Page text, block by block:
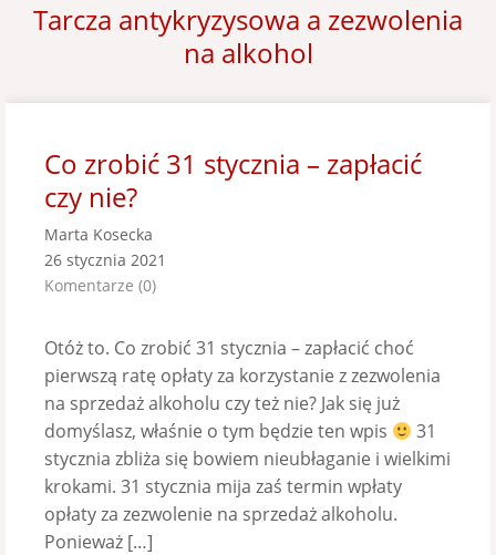
Tarcza antykryzysowa a zezwolenia
na alkohol
Co zrobić 31 stycznia – zapłacić
czy nie?
Marta Kosecka
26 stycznia 2021
Komentarze (0)
Otóż to. Co zrobić 31 stycznia – zapłacić choć
pierwszą ratę opłaty za korzystanie z zezwolenia
na sprzedaż alkoholu czy też nie? Jak się już
domyślasz, właśnie o tym będzie ten wpis
31
stycznia zbliża się bowiem nieubłaganie i wielkimi
krokami. 31 stycznia mija zaś termin wpłaty
opłaty za zezwolenie na sprzedaż alkoholu.
Ponieważ […]